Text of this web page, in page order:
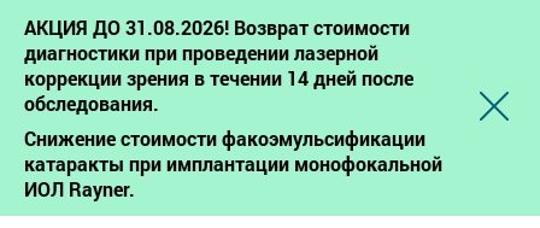
АКЦИЯ ДО 31.08.2026! Возврат стоимости
диагностики при проведении лазерной
коррекции зрения в течении 14 дней после
обследования.
Снижение стоимости факоэмульсификации
катаракты при имплантации монофокальной
ИОЛ Rayner.